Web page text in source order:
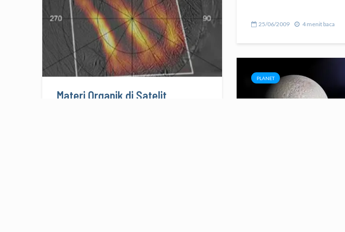
25/06/2009 4 menit baca
Materi Organik di Satelit
PLANET